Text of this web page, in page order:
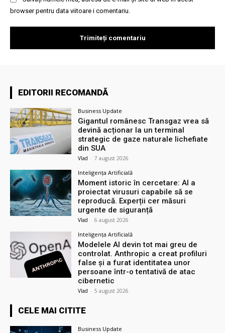
browser pentru data viitoare i comentariu.
EDITORII RECOMANDĂ
Business Update
Gigantul românesc Transgaz vrea să
devină acționar la un terminal
strategic de gaze naturale lichefiate
din SUA
Vlad - 7 august 2026
Inteligența Artificială
Moment istoric în cercetare: AI a
proiectat virusuri capabile să se
reproducă. Experții cer măsuri
urgente de siguranță
Vlad - 6 august 2026
Inteligența Artificială
Modelele AI devin tot mai greu de
controlat. Anthropic a creat profiluri
false și a furat identitatea unor
persoane într-o tentativă de atac
cibernetic
Vlad - 5 august 2026
CELE MAI CITITE
Business Update